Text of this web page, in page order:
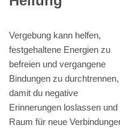
Vergebung kann helfen,
festgehaltene Energien zu
befreien und vergangene
Bindungen zu durchtrennen,
damit du negative
Erinnerungen loslassen und
Raum für neue